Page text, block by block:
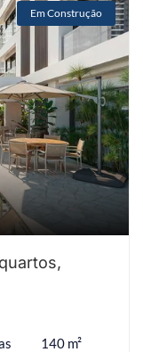
Em Construção
140 m²